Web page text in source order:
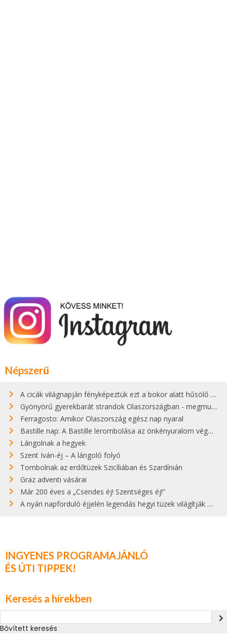
Népszerű
A cicák világnapján fényképeztük ezt a bokor alatt hűsölő cicát Kisorosziban
Gyönyörű gyerekbarát strandok Olaszországban - megmutatjuk a 15 legjobbat
Ferragosto: Amikor Olaszország egész nap nyaral
Bastille nap: A Bastille lerombolása az önkényuralom végét jelentette
Lángolnak a hegyek
Szent Iván-éj – A lángoló folyó
Tombolnak az erdőtüzek Szicíliában és Szardínián
Graz adventi vásárai
Már 200 éves a „Csendes éj! Szentséges éj!”
A nyári napforduló éjjelén legendás hegyi tüzek világítják meg Zugspitzét
INGYENES PROGRAMAJÁNLÓ
ÉS ÚTI TIPPEK!
Keresés a hírekben
navigate_next
Bővített keresés